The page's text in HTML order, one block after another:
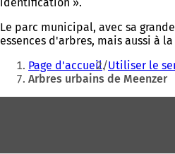
Le parc municipal, avec sa
essences d'arbres, mais aussi à
Vous
êtes
ici
Page d'accueil Utiliser le
Arbres urbains de Meenzer